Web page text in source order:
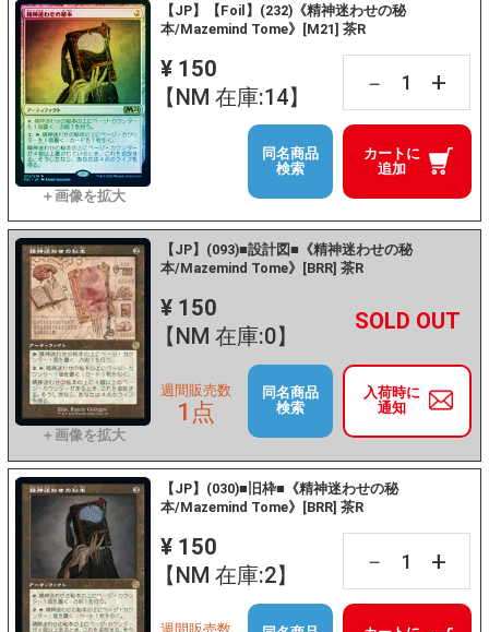
【JP】【Foil】(232)《精神迷わせの秘
本/Mazemind Tome》[M21] 茶R
¥ 150
【NM 在庫:14】
－ +
カートに
追加
同名商品
検索
【JP】(093)■設計図■《精神迷わせの秘
本/Mazemind Tome》[BRR] 茶R
¥ 150
【NM 在庫:0】
－ +
入荷時に
通知
週間販売数
1点
同名商品
検索
【JP】(030)■旧枠■《精神迷わせの秘
本/Mazemind Tome》[BRR] 茶R
¥ 150
【NM 在庫:2】
－ +